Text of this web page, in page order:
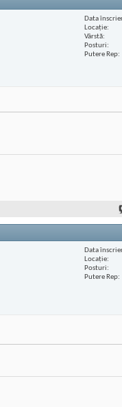
Data
Locaţie
Vârstă
Posturi
Putere Rep
Data
Locaţie
Posturi
Putere Rep